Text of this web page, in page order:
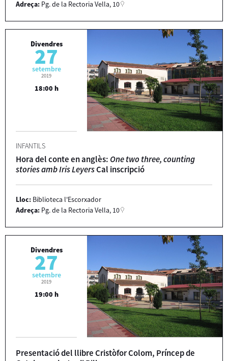
Adreça: Pg. de la Rectoria Vella, 10
Divendres
27
setembre
2019
18:00 h
INFANTILS
Hora del conte en anglès: One two three, counting
stories amb Iris LeyersCal inscripció
Lloc: Biblioteca l'Escorxador
Adreça: Pg. de la Rectoria Vella, 10
Divendres
27
setembre
2019
19:00 h
Presentació del llibre Cristòfor Colom, Príncep de